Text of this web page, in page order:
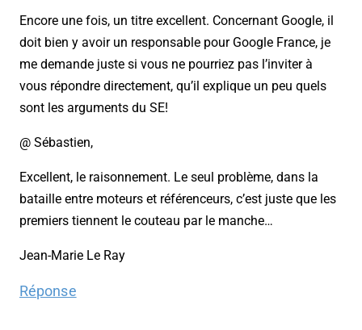
Encore une fois, un titre excellent. Concernant Google, il
doit bien y avoir un responsable pour Google France, je
me demande juste si vous ne pourriez pas l’inviter à
vous répondre directement, qu’il explique un peu quels
sont les arguments du SE!
@ Sébastien,
Excellent, le raisonnement. Le seul problème, dans la
bataille entre moteurs et référenceurs, c’est juste que les
premiers tiennent le couteau par le manche…
Jean-Marie Le Ray
Réponse